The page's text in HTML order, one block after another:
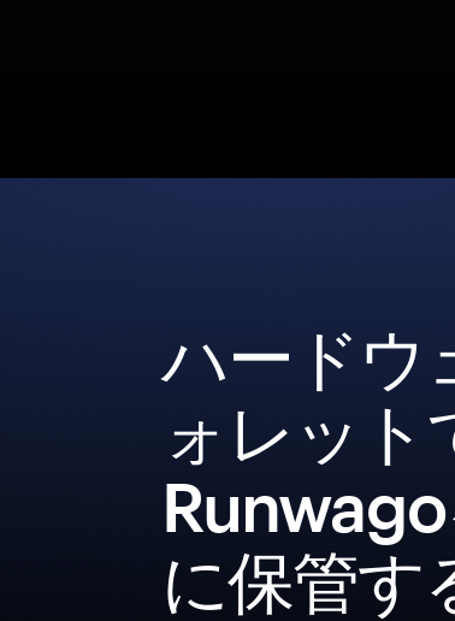
ハードウ
ォレット
に保管す